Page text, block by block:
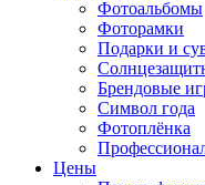
Фотоальбомы
Фоторамки
Подарки и
Брендовые
Символ года
Фотоплёнка
Цены